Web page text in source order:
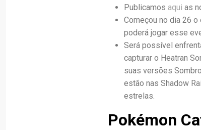
Publicamosaqui as
Começou no dia 26
poderá jogar esse
Será possível
capturar o Heatran
suas versões
estão nas Shadow
estrelas.
Pokémon